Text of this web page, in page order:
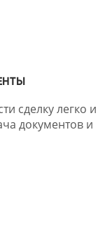
сделку легко и
документов и